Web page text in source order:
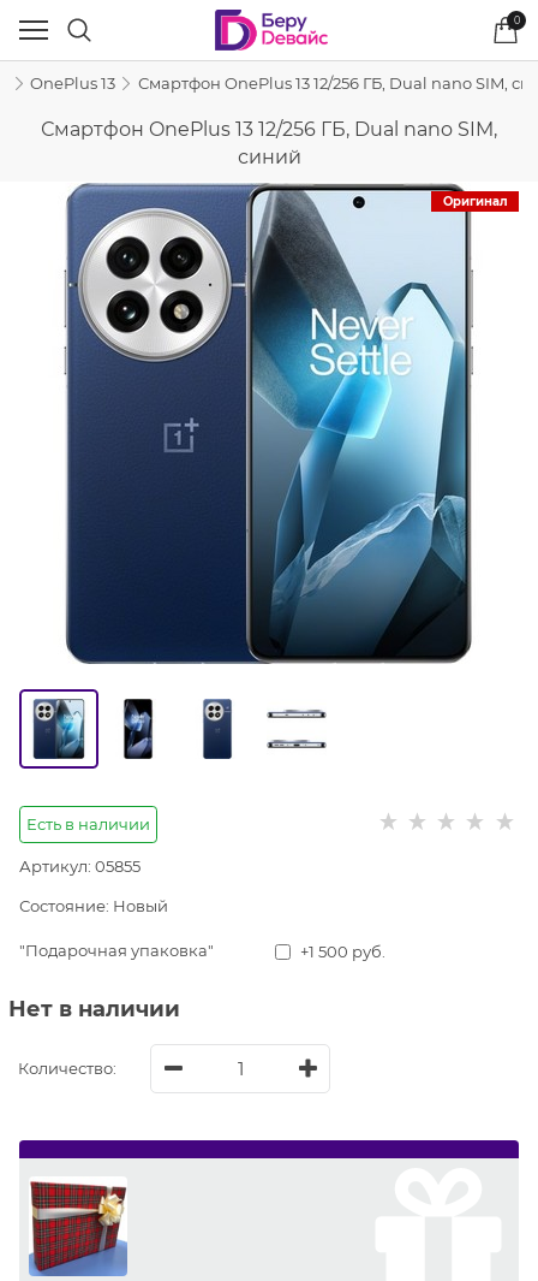
0
OnePlus 13 Смартфон OnePlus 13 12/256 ГБ, Dual nano SIM,
Смартфон OnePlus 13 12/256 ГБ, Dual nano SIM,
синий
Оригинал
Есть в наличии
Артикул: 05855
Состояние: Новый
"Подарочная упаковка" +1 500 руб.
Нет в наличии
Количество: